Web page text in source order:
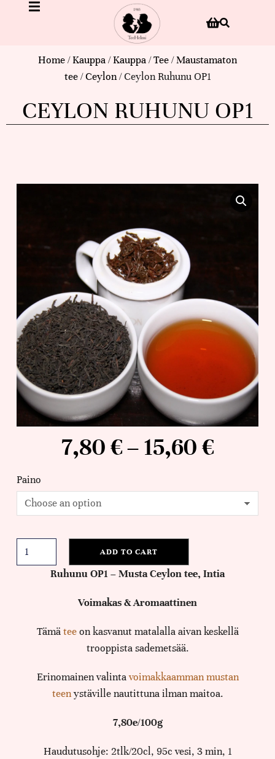
Home/Kauppa/Kauppa/Tee/Maustamaton
tee/Ceylon/ Ceylon Ruhunu OP1
CEYLON RUHUNU OP1
7,80€–15,60€
Paino
ADD TO CART
Ruhunu OP1 –Musta Ceylon tee, Intia
Voimakas & Aromaattinen
Tämäteeon kasvanut matalalla aivan keskellä
trooppista sademetsää.
Erinomainen valintavoimakkaamman mustan
teenystäville nautittuna ilman maitoa.
7,80e/100g
Haudutusohje: 2tlk/20cl, 95c vesi, 3 min, 1